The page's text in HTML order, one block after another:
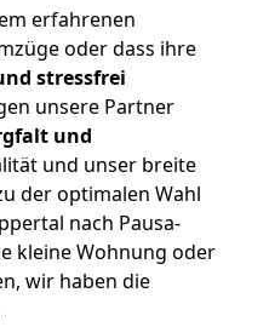
erfahrenen
oder dass ihre
stressfrei
unsere Partner
und
und unser breite
der optimalen Wahl
nach Pausa-
kleine Wohnung oder
wir haben die